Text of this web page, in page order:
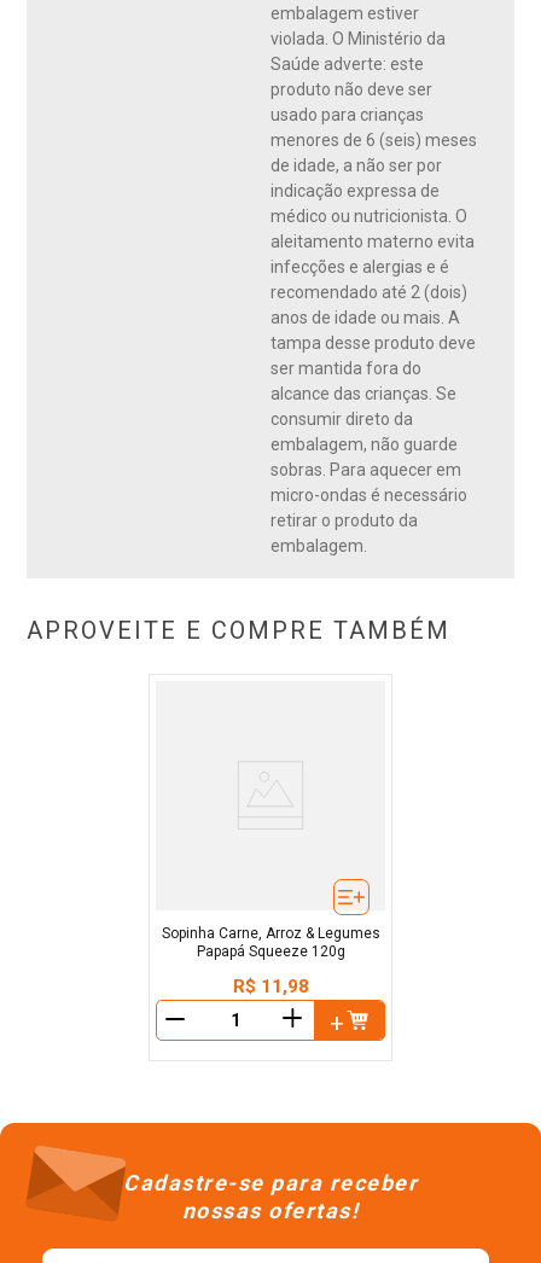
embalagem estiver
violada. O Ministério da
Saúde adverte: este
produto não deve ser
usado para crianças
menores de 6 (seis) meses
de idade, a não ser por
indicação expressa de
médico ou nutricionista. O
aleitamento materno evita
infecções e alergias e é
recomendado até 2 (dois)
anos de idade ou mais. A
tampa desse produto deve
ser mantida fora do
alcance das crianças. Se
consumir direto da
embalagem, não guarde
sobras. Para aquecer em
micro-ondas é necessário
retirar o produto da
embalagem.
APROVEITE E COMPRE TAMBÉM
Sopinha Carne, Arroz & Legumes
Papapá Squeeze 120g
R$ 11,98
＋
Cadastre-se para receber
nossas ofertas!